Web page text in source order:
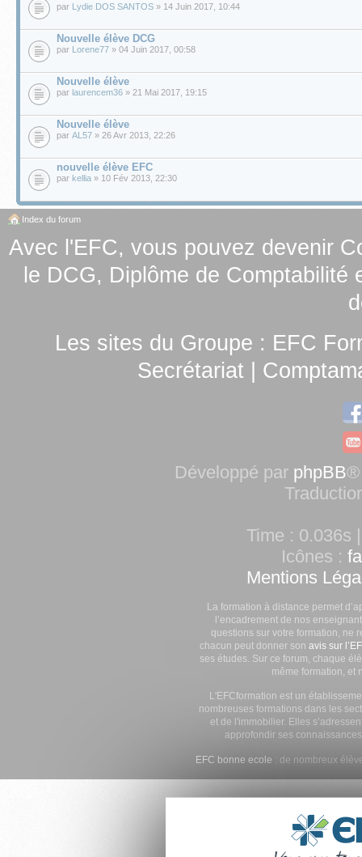
par Lydie DOS SANTOS » 14 Juin 2017, 10:44
Nouvelle élève DCG
par Lorene77 » 04 Juin 2017, 00:58
Nouvelle élève
par laurencem36 » 21 Mai 2017, 19:15
Nouvelle élève
par AL57 » 26 Avr 2013, 22:26
nouvelle élève EFC
par kellia » 10 Fév 2013, 22:30
Index du forum
Avec l'EFC, vous pouvez devenir
le DCG, Diplôme de Comptabilité
Les sites du Groupe : EFC
Secrétariat
Développé par phpBB®
Time : 0.036s
Icônes :
Mentions
La formation à distance permet
l’encadrement de nos
questions sur votre formation, ne
chacun peut donner son avis sur
ses études. Sur ce forum, chaque
même formation, et
L'EFCformation est un
nombreuses formations dans les
et de l'immobilier. Elles
approfondir ses
EFC bonne ecole : de nombreux